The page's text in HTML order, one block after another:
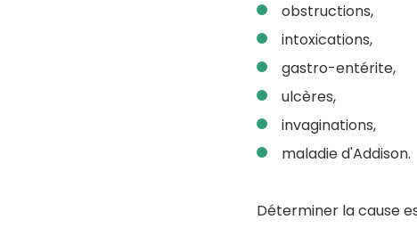
obstructions,
intoxications,
gastro-entérite,
ulcères,
invaginations,
maladie d'Addison.
Déterminer la cause